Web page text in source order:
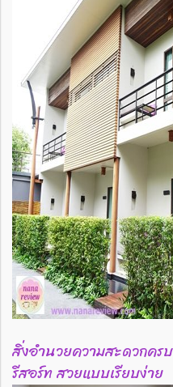
สิ่งอำนวยความสะดวกคร
รีสอร์ท สวยแบบเรียบง่าย